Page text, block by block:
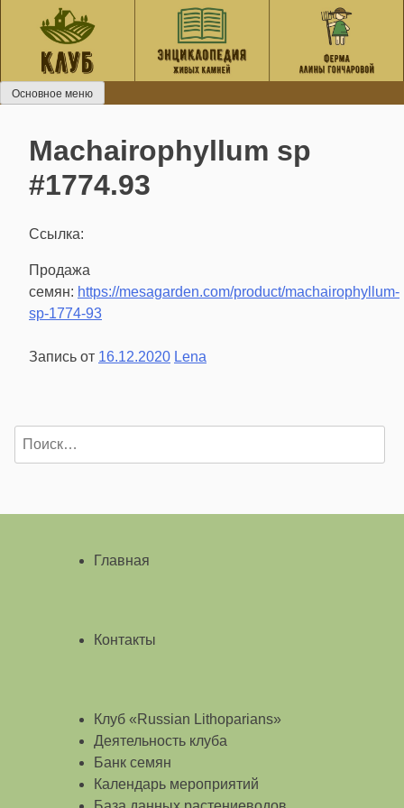
содержанию
Основное меню
Machairophyllum sp
#1774.93
Ссылка:
Продажа
семян: https://mesagarden.com/product/machairophyllum-
sp-1774-93
Запись от 16.12.2020 Lena
Найти:
Главная
Контакты
Клуб «Russian Lithoparians»
Деятельность клуба
Банк семян
Календарь мероприятий